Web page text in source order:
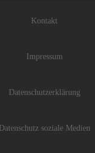
Kontakt
Impressum
Datenschutzerklärung
Datenschutz soziale Medien